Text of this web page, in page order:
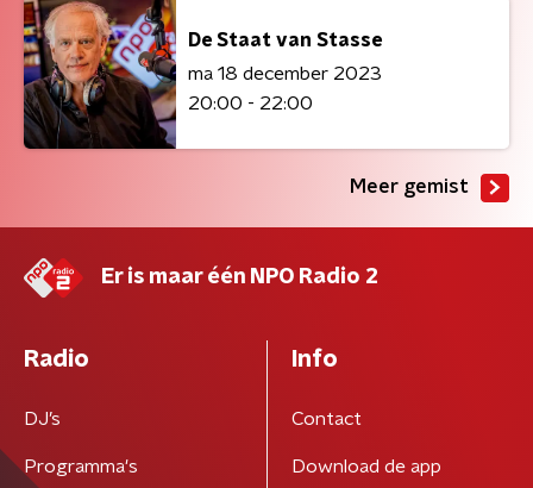
De Staat van Stasse
ma 18 december 2023
20:00 - 22:00
Meer gemist
Er is maar één NPO Radio 2
Radio
DJ’s
Programma's
Info
Contact
Download de app